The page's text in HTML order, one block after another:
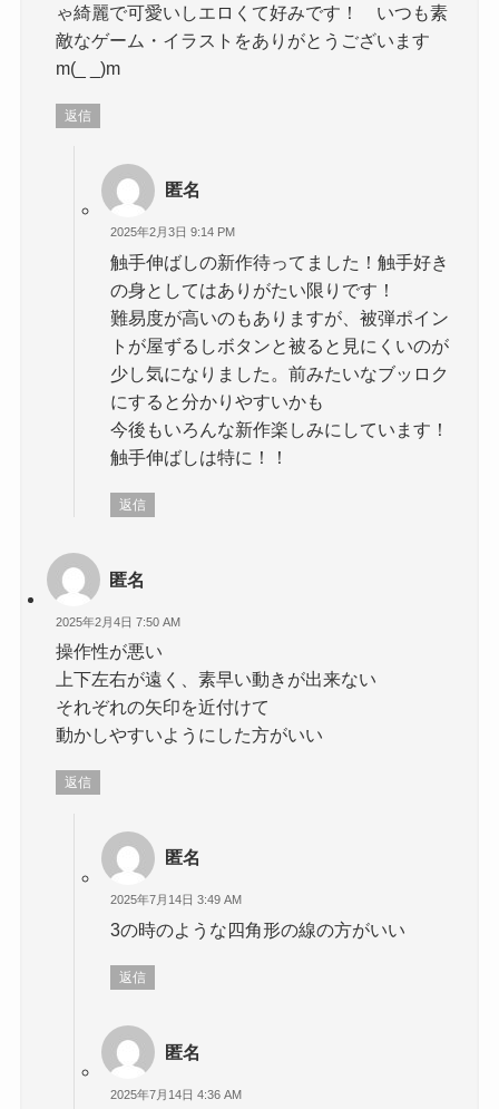
ゃ綺麗で可愛いしエロくて好みです！ いつも素
敵なゲーム・イラストをありがとうございます
m(_ _)m
返信
匿名
2025年2月3日 9:14 PM
触手伸ばしの新作待ってました！触手好き
の身としてはありがたい限りです！
難易度が高いのもありますが、被弾ポイン
トが屋ずるしボタンと被ると見にくいのが
少し気になりました。前みたいなブッロク
にすると分かりやすいかも
今後もいろんな新作楽しみにしています！
触手伸ばしは特に！！
返信
匿名
2025年2月4日 7:50 AM
操作性が悪い
上下左右が遠く、素早い動きが出来ない
それぞれの矢印を近付けて
動かしやすいようにした方がいい
返信
匿名
2025年7月14日 3:49 AM
3の時のような四角形の線の方がいい
返信
匿名
2025年7月14日 4:36 AM